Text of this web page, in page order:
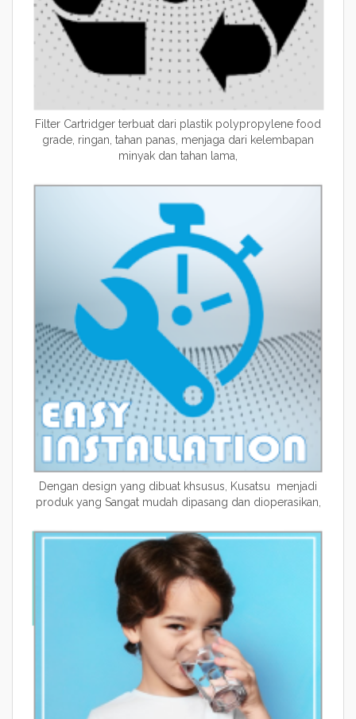
Filter Cartridger terbuat dari plastik polypropylene food
grade, ringan, tahan panas, menjaga dari kelembapan
minyak dan tahan lama,
Dengan design yang dibuat khsusus, Kusatsu menjadi
produk yang Sangat mudah dipasang dan dioperasikan,